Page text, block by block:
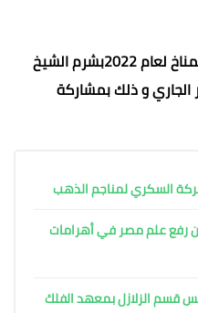
انطلقت أولى فاعليات مؤتمر المناخ لعام 2022بشرم الشيخ
السكري لمناجم الذهب
رفع علم مصر في أهرامات
قسم الزلازل بمعهد الفلك